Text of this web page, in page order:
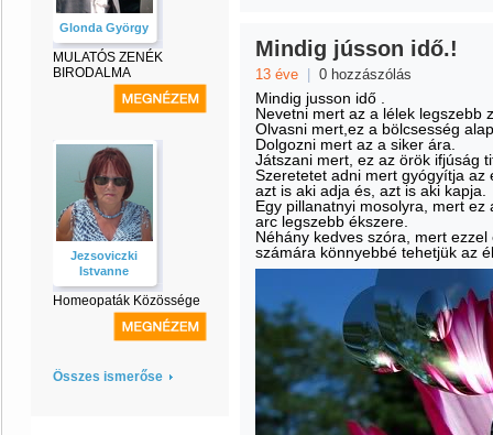
Glonda György
MULATÓS ZENÉK
BIRODALMA
Jezsoviczki
Istvanne
Homeopaták Közössége
Összes ismerőse
Mindig jússon idő.!
13 éve 0 hozzászólás
Mindig jusson idő .
Nevetni mert az a lélek legszebb
Olvasni mert,ez a bölcsesség
Dolgozni mert az a siker ára.
Játszani mert, ez az örök ifjúság
Szeretetet adni mert gyógyítja az
azt is aki adja és, azt is aki kapja.
Egy pillanatnyi mosolyra, mert ez
arc legszebb ékszere.
Néhány kedves szóra, mert ezzel
számára könnyebbé tehetjük az